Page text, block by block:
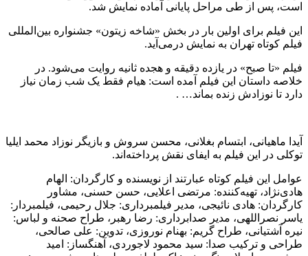
است، پس از طی مراحل پایانی آماده نمایش شد.
این فیلم برای اولین بار در بخش «شاخه زیتون» جشنواره بین‌المللی
فیلم کوتاه تهران به نمایش درمی‌آید.
فیلم «تا صبح» در یازده دقیقه و هجده ثانیه روایت می‌شود. در
خلاصه داستان این فیلم آمده است: هیام فقط یک شب زمان نیاز
دارد تا نوزادش زنده بماند… .
آیدا ماهیانی، ابتسام بغلانی، محسن سروش و بازیگر نوزاد محمد ایلیا
توکلی در این فیلم به ایفای نقش پرداخته‌اند.
عوامل این فیلم کوتاه عبارتند از نویسنده و کارگردان: الهام
هادی‌نژاد، تهیه‌کننده: مرتضی اعلایی، حسن حسنی، مشاور
کارگردان: هادی نائیجی، مدیر فیلمبرداری: جلال رحیمی، فیلمبردار:
یاسر نصراللهی، مدیر صدابرداری: رضا رهبر، طراح صحنه و لباس:
نیره آشتیانی، طراح گریم: بهنام نوروزی، تدوین: علی صالحی،
طراحی و ترکیب صدا: سید محمود لاجوردی، آهنگساز: امید